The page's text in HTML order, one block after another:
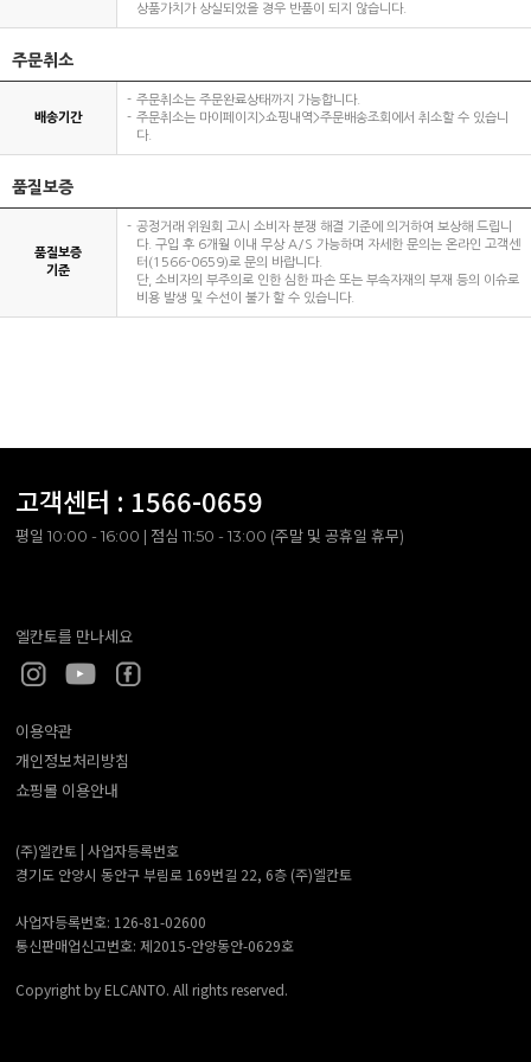
상품가치가 상실되었을 경우 반품이 되지 않습니다.
주문취소
배송기간
주문취소는 주문완료상태까지 가능합니다.
주문취소는 마이페이지>쇼핑내역>주문배송조회에서 취소할 수 있습니
다.
품질보증
품질보증
기준
공정거래 위원회 고시 소비자 분쟁 해결 기준에 의거하여 보상해 드립니
다. 구입 후 6개월 이내 무상 A/S 가능하며 자세한 문의는 온라인 고객센
터(1566-0659)로 문의 바랍니다.
단, 소비자의 부주의로 인한 심한 파손 또는 부속자재의 부재 등의 이슈로
비용 발생 및 수선이 불가 할 수 있습니다.
고객센터 : 1566-0659
평일 10:00 - 16:00 | 점심 11:50 - 13:00 (주말 및 공휴일 휴무)
엘칸토를 만나세요
이용약관
개인정보처리방침
쇼핑몰 이용안내
(주)엘칸토 | 사업자등록번호
경기도 안양시 동안구 부림로 169번길 22, 6층 (주)엘칸토
사업자등록번호: 126-81-02600
통신판매업신고번호: 제2015-안양동안-0629호
Copyright by ELCANTO. All rights reserved.